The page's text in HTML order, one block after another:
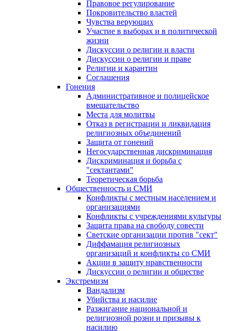
Правовое регулирование
Покровительство властей
Чувства верующих
Участие в выборах и в политической
жизни
Дискуссии о религии и власти
Дискуссии о религии и праве
Религии и карантин
Соглашения
Гонения
Административное и полицейское
вмешательство
Места для молитвы
Отказ в регистрации и ликвидация
религиозных объединений
Защита от гонений
Негосударственная дискриминация
Дискриминация и борьба с
"сектантами"
Теоретическая борьба
Общественность и СМИ
Конфликты с местным населением и
организациями
Конфликты с учреждениями культуры
Защита права на свободу совести
Светские организации против "сект"
Диффамация религиозных
организаций и конфликты со СМИ
Акции в защиту нравственности
Дискуссии о религии и обществе
Экстремизм
Вандализм
Убийства и насилие
Разжигание национальной и
религиозной розни и призывы к
насилию